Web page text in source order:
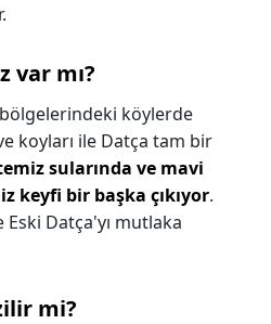
var mı?
köylerde
koyları ile Datça tam bir
sularında ve mavi
keyfi bir başka çıkıyor.
Datça'yı mutlaka
mi?